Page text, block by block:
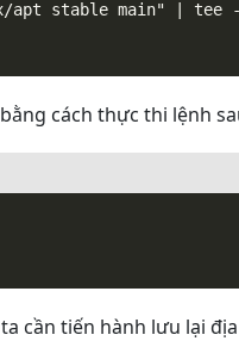
cách thực thi lệnh
cần tiến hành lưu lại